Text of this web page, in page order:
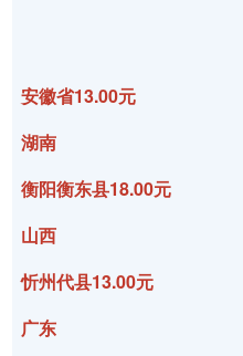
安徽省13.00元
湖南
衡阳衡东县18.00元
山西
忻州代县13.00元
广东